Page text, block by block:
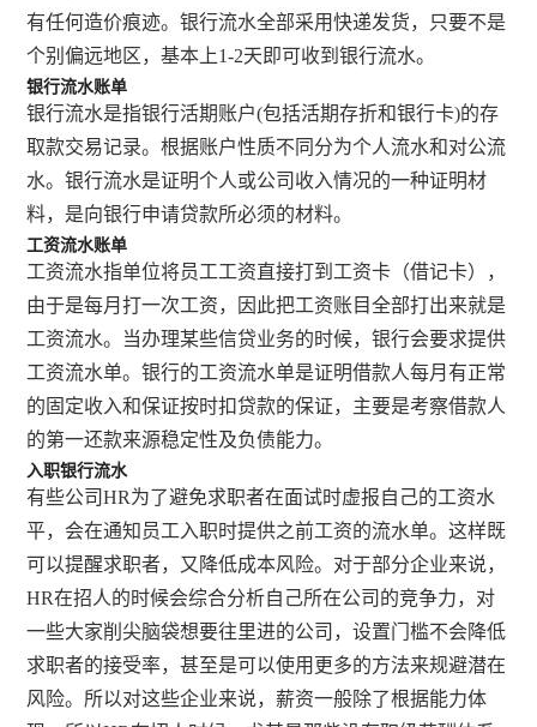
有任何造价痕迹。银行流水全部采用快递发货，只要不是
个别偏远地区，基本上1-2天即可收到银行流水。
银行流水账单
银行流水是指银行活期账户(包括活期存折和银行卡)的存
取款交易记录。根据账户性质不同分为个人流水和对公流
水。银行流水是证明个人或公司收入情况的一种证明材
料，是向银行申请贷款所必须的材料。
工资流水账单
工资流水指单位将员工工资直接打到工资卡（借记卡），
由于是每月打一次工资，因此把工资账目全部打出来就是
工资流水。当办理某些信贷业务的时候，银行会要求提供
工资流水单。银行的工资流水单是证明借款人每月有正常
的固定收入和保证按时扣贷款的保证，主要是考察借款人
的第一还款来源稳定性及负债能力。
入职银行流水
有些公司HR为了避免求职者在面试时虚报自己的工资水
平，会在通知员工入职时提供之前工资的流水单。这样既
可以提醒求职者，又降低成本风险。对于部分企业来说，
HR在招人的时候会综合分析自己所在公司的竞争力，对
一些大家削尖脑袋想要往里进的公司，设置门槛不会降低
求职者的接受率，甚至是可以使用更多的方法来规避潜在
风险。所以对这些企业来说，薪资一般除了根据能力体